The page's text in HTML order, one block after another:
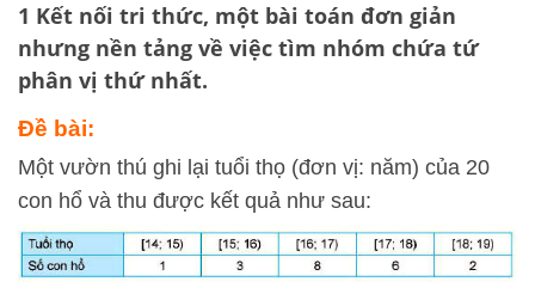
1 Kết nối tri thức, một bài toán đơn giản
nhưng nền tảng về việc tìm nhóm chứa tứ
phân vị thứ nhất.
Đề bài:
Một vườn thú ghi lại tuổi thọ (đơn vị: năm) của 20
con hổ và thu được kết quả như sau: